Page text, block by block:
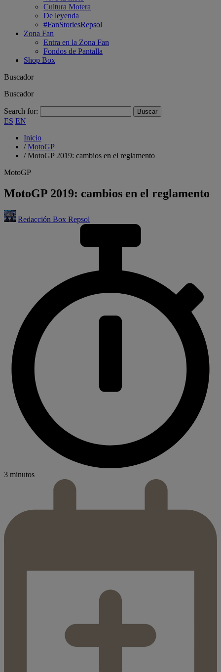
Cultura Motera
De leyenda
#FanStoriesRepsol
Zona Fan
Entra en la Zona Fan
Fondos de Pantalla
Shop Box
Buscador
Buscador
Search for:
ES EN
Inicio
/MotoGP
/MotoGP 2019: cambios en el reglamento
MotoGP
MotoGP 2019: cambios en el reglamento
Redacción Box Repsol
3 minutos